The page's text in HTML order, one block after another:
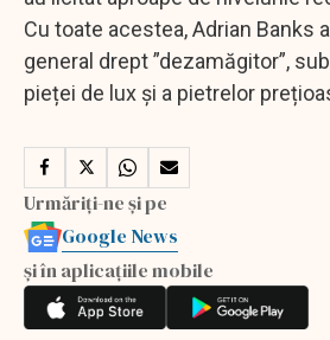
Cu toate acestea, Adrian Banks
general drept ”dezamăgitor”,
pieței de lux și a pietrelor
Urmăriți-ne și pe
Google News
și în aplicațiile mobile